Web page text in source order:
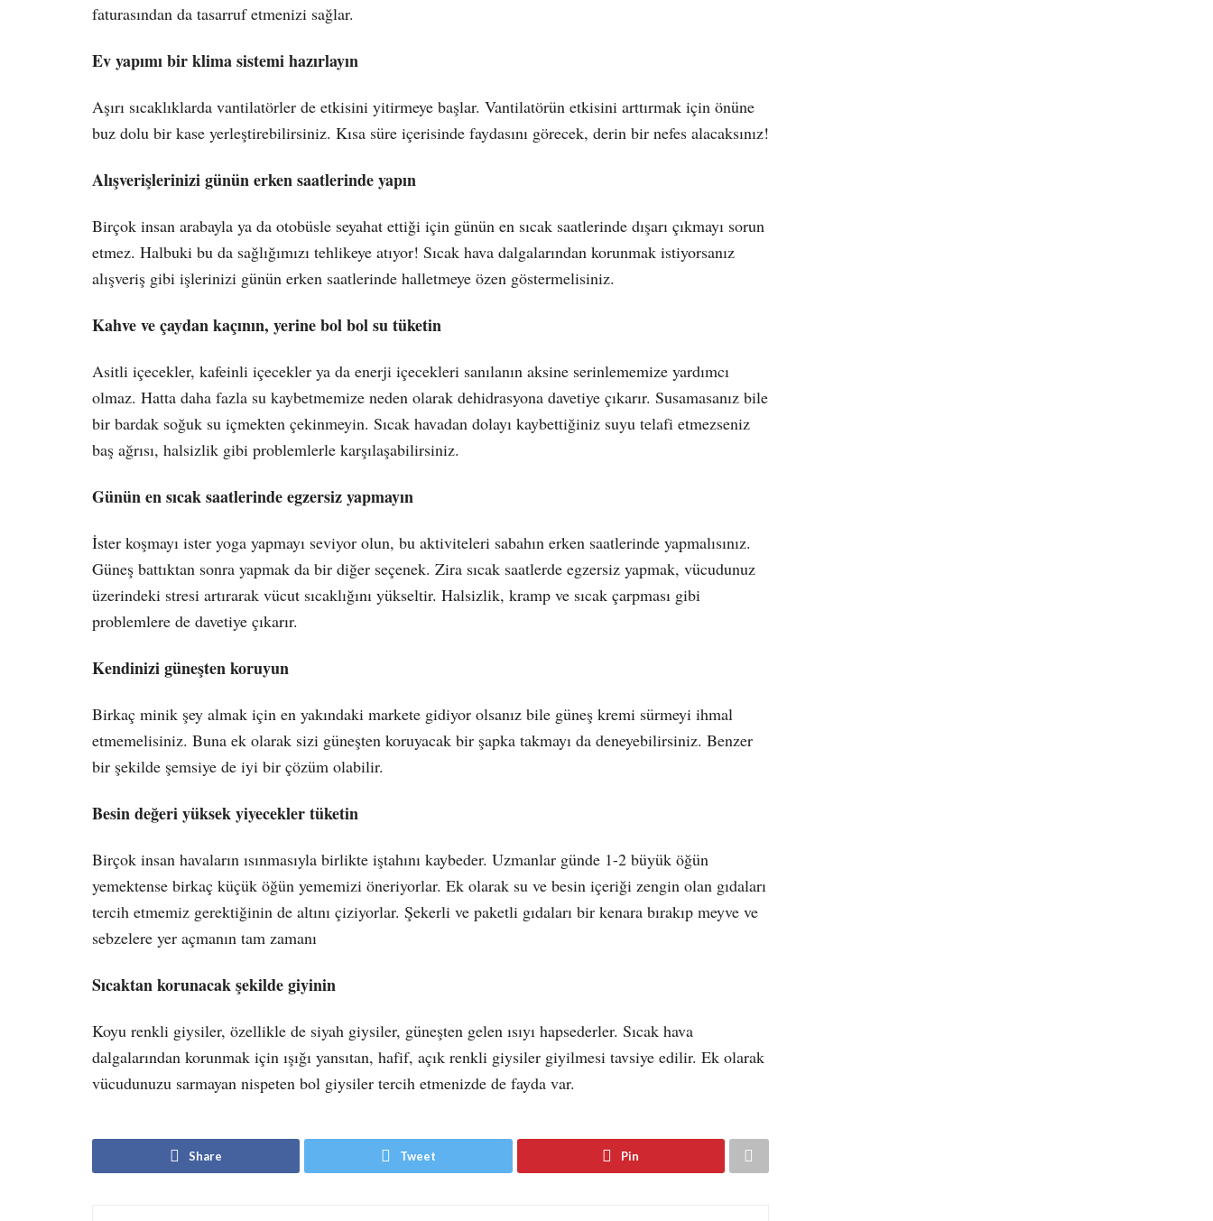
faturasından da tasarruf etmenizi sağlar.
Ev yapımı bir klima sistemi hazırlayın
Aşırı sıcaklıklarda vantilatörler de etkisini yitirmeye başlar. Vantilatörün etkisini arttırmak için önüne
buz dolu bir kase yerleştirebilirsiniz. Kısa süre içerisinde faydasını görecek, derin bir nefes alacaksınız!
Alışverişlerinizi günün erken saatlerinde yapın
Birçok insan arabayla ya da otobüsle seyahat ettiği için günün en sıcak saatlerinde dışarı çıkmayı sorun
etmez. Halbuki bu da sağlığımızı tehlikeye atıyor! Sıcak hava dalgalarından korunmak istiyorsanız
alışveriş gibi işlerinizi günün erken saatlerinde halletmeye özen göstermelisiniz.
Kahve ve çaydan kaçının, yerine bol bol su tüketin
Asitli içecekler, kafeinli içecekler ya da enerji içecekleri sanılanın aksine serinlememize yardımcı
olmaz. Hatta daha fazla su kaybetmemize neden olarak dehidrasyona davetiye çıkarır. Susamasanız bile
bir bardak soğuk su içmekten çekinmeyin. Sıcak havadan dolayı kaybettiğiniz suyu telafi etmezseniz
baş ağrısı, halsizlik gibi problemlerle karşılaşabilirsiniz.
Günün en sıcak saatlerinde egzersiz yapmayın
İster koşmayı ister yoga yapmayı seviyor olun, bu aktiviteleri sabahın erken saatlerinde yapmalısınız.
Güneş battıktan sonra yapmak da bir diğer seçenek. Zira sıcak saatlerde egzersiz yapmak, vücudunuz
üzerindeki stresi artırarak vücut sıcaklığını yükseltir. Halsizlik, kramp ve sıcak çarpması gibi
problemlere de davetiye çıkarır.
Kendinizi güneşten koruyun
Birkaç minik şey almak için en yakındaki markete gidiyor olsanız bile güneş kremi sürmeyi ihmal
etmemelisiniz. Buna ek olarak sizi güneşten koruyacak bir şapka takmayı da deneyebilirsiniz. Benzer
bir şekilde şemsiye de iyi bir çözüm olabilir.
Besin değeri yüksek yiyecekler tüketin
Birçok insan havaların ısınmasıyla birlikte iştahını kaybeder. Uzmanlar günde 1-2 büyük öğün
yemektense birkaç küçük öğün yememizi öneriyorlar. Ek olarak su ve besin içeriği zengin olan gıdaları
tercih etmemiz gerektiğinin de altını çiziyorlar. Şekerli ve paketli gıdaları bir kenara bırakıp meyve ve
sebzelere yer açmanın tam zamanı
Sıcaktan korunacakşekilde giyinin
Koyu renkli giysiler, özellikle de siyah giysiler, güneşten gelen ısıyı hapsederler. Sıcak hava
dalgalarından korunmak için ışığı yansıtan, hafif, açık renkli giysiler giyilmesi tavsiye edilir. Ek olarak
vücudunuzu sarmayan nispeten bol giysiler tercih etmenizde de fayda var.
Share Tweet Pin